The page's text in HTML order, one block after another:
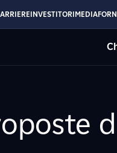
INVESTITORIMEDIA